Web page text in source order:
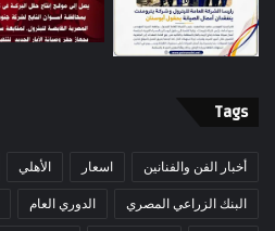
Tags
أخبار الفن والفنانين اسعار الأهلي
البنك الزراعي المصري الدوري العام